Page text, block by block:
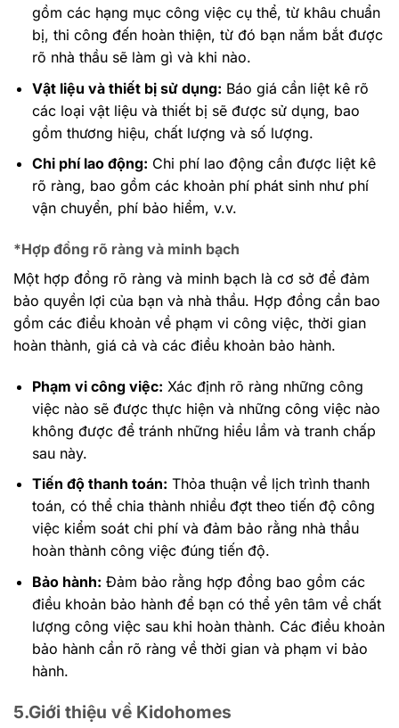
gồm các hạng mục công việc cụ thể, từ khâu chuẩn
bị, thi công đến hoàn thiện, từ đó bạn nắm bắt được
rõ nhà thầu sẽ làm gì và khi nào.
Vật liệu và thiết bị sử dụng: Báo giá cần liệt kê rõ
các loại vật liệu và thiết bị sẽ được sử dụng, bao
gồm thương hiệu, chất lượng và số lượng.
Chi phí lao động: Chi phí lao động cần được liệt kê
rõ ràng, bao gồm các khoản phí phát sinh như phí
vận chuyển, phí bảo hiểm, v.v.
*Hợp đồng rõ ràng và minh bạch
Một hợp đồng rõ ràng và minh bạch là cơ sở để đảm
bảo quyền lợi của bạn và nhà thầu. Hợp đồng cần bao
gồm các điều khoản về phạm vi công việc, thời gian
hoàn thành, giá cả và các điều khoản bảo hành.
Phạm vi công việc: Xác định rõ ràng những công
việc nào sẽ được thực hiện và những công việc nào
không được để tránh những hiểu lầm và tranh chấp
sau này.
Tiến độ thanh toán: Thỏa thuận về lịch trình thanh
toán, có thể chia thành nhiều đợt theo tiến độ công
việc kiểm soát chi phí và đảm bảo rằng nhà thầu
hoàn thành công việc đúng tiến độ.
Bảo hành: Đảm bảo rằng hợp đồng bao gồm các
điều khoản bảo hành để bạn có thể yên tâm về chất
lượng công việc sau khi hoàn thành. Các điều khoản
bảo hành cần rõ ràng về thời gian và phạm vi bảo
hành.
5.Giới thiệu về Kidohomes